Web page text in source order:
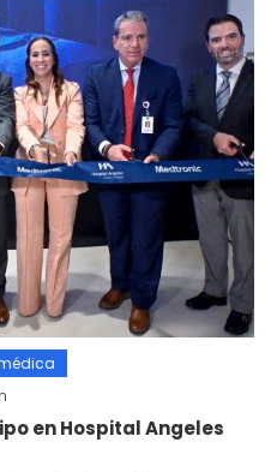
en Hospital Angeles